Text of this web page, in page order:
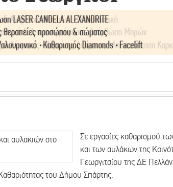
Σε εργασίες καθαρισμού
και των αυλάκων της
Γεωργιτσίου της ΔΕ
του Δήμου Σπάρτης.